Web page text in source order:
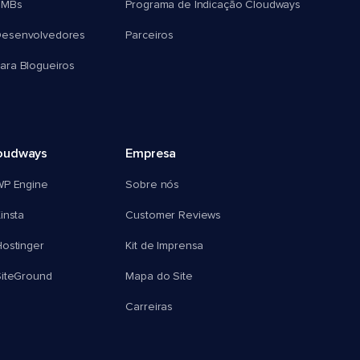
Blogueiros
Programa de Indicação Cloudways
Parceiros
Engine
Empresa
Sobre nós
Customer Reviews
Kit de Imprensa
Mapa do Site
Carreiras